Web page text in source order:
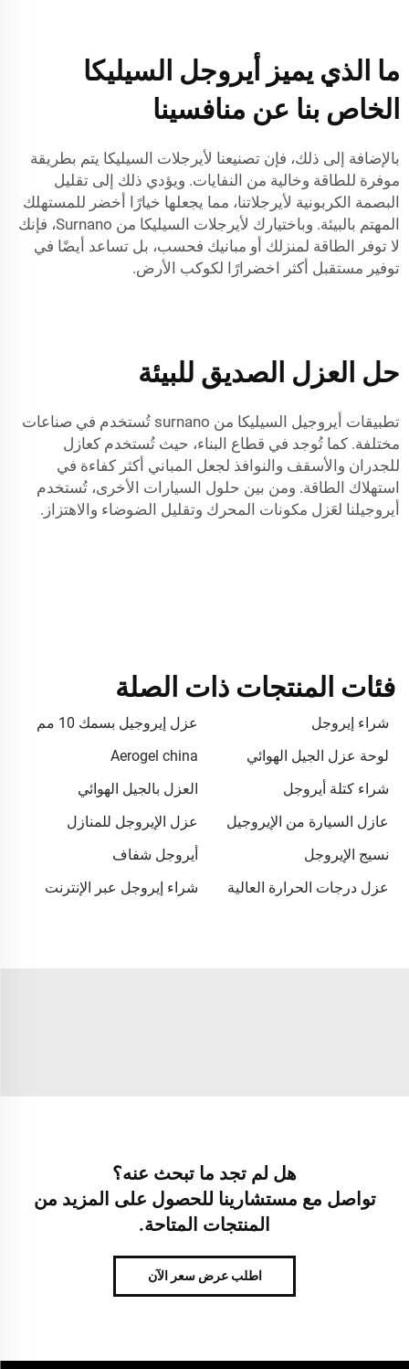
ما الذي يميز أيروجل السيليكا
الخاص بنا عن منافسينا
بالإضافة إلى ذلك، فإن تصنيعنا لأيرجلات السيليكا يتم بطريقة
موفرة للطاقة وخالية من النفايات. ويؤدي ذلك إلى تقليل
البصمة الكربونية لأيرجلاتنا، مما يجعلها خيارًا أخضر للمستهلك
المهتم بالبيئة. وباختيارك لأيرجلات السيليكا من Surnano، فإنك
لا توفر الطاقة لمنزلك أو مبانيك فحسب، بل تساعد أيضًا في
توفير مستقبل أكثر اخضرارًا لكوكب الأرض.
حل العزل الصديق للبيئة
تطبيقات أيروجيل السيليكا من surnano تُستخدم في صناعات
مختلفة. كما تُوجد في قطاع البناء، حيث تُستخدم كعازل
للجدران والأسقف والنوافذ لجعل المباني أكثر كفاءة في
استهلاك الطاقة. ومن بين حلول السيارات الأخرى، تُستخدم
أيروجيلنا لعَزل مكونات المحرك وتقليل الضوضاء والاهتزاز.
فئات المنتجات ذات الصلة
شراء إيروجل
عزل إيروجيل بسمك 10 مم
لوحة عزل الجيل الهوائي
Aerogel china
شراء كتلة أيروجل
العزل بالجيل الهوائي
عازل السيارة من الإيروجيل
عزل الإيروجل للمنازل
نسيج الإيروجل
أيروجل شفاف
عزل درجات الحرارة العالية
شراء إيروجل عبر الإنترنت
هل لم تجد ما تبحث عنه؟
تواصل مع مستشارينا للحصول على المزيد من
المنتجات المتاحة.
اطلب عرض سعر الآن